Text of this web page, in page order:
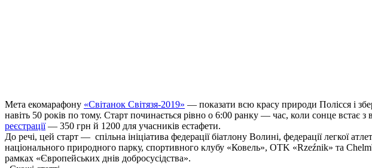
Мета екомарафону «Світанок Світязя-2019» — показати всю красу природи Полісся і
навіть 50 років по тому. Старт починається рівно о 6:00 ранку — час, коли сонце встає
реєстрації— 350 грн й 1200 для учасників естафети.
До речі, цей старт — спільна ініціатива федерації біатлону Волині, федерації легкої
національного природного парку, спортивного клубу «Ковель», OTK «Rzeźnik» та
рамках «Європейських днів добросусідства».